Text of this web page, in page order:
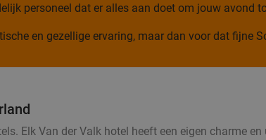
personeel dat er alles aan doet om jouw avond
en gezellige ervaring, maar dan voor dat fijne
Elk Van der Valk hotel heeft een eigen charme